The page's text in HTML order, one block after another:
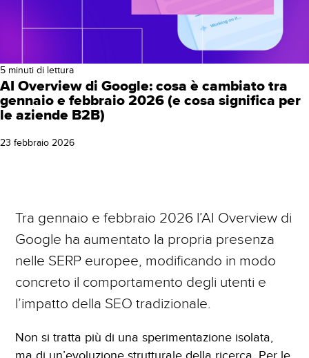
Join Us
Blog
Contatti
INBOUND MARKETING & SALES
WEB3 STRATEGIC CONSULTING
BRAND IDENTITY & REPUTATION
Marketing Automation
Posizionamento Siti Web
Gestione Campagne Google Ads /
Adwords
Gestione Campagne Facebook Ads
Campagne DEM Email Marketing
Web Analytics
5 minuti di lettura
AI Overview di Google: cosa è cambiato tra
gennaio e febbraio 2026 (e cosa significa per
le aziende B2B)
23 febbraio 2026
Tra gennaio e febbraio 2026 l’AI Overview di
Google ha aumentato la propria presenza
nelle SERP europee, modificando in modo
concreto il comportamento degli utenti e
l’impatto della SEO tradizionale.
Non si tratta più di una sperimentazione isolata,